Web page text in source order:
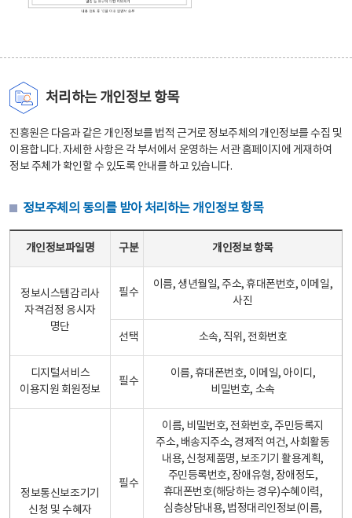
처리하는 개인정보 항목
진흥원은 다음과 같은 개인정보를 법적 근거로 정보주체의 개인정보를 수집 및
이용합니다. 자세한 사항은 각 부서에서 운영하는 서관 홈페이지에 게재하여
정보 주체가 확인할 수 있도록 안내를 하고 있습니다.
정보주체의 동의를 받아 처리하는 개인정보 항목
개인정보파일명 구분 개인정보 항목
정보시스템감리사
자격검정 응시자
명단
필수
이름, 생년월일, 주소, 휴대폰번호, 이메일,
사진
선택 소속, 직위, 전화번호
디지털서비스
이용지원 회원정보
필수
이름, 휴대폰번호, 이메일, 아이디,
비밀번호, 소속
정보통신보조기기
신청 및 수혜자
필수
이름, 비밀번호, 전화번호, 주민등록지
주소, 배송지주소, 경제적 여건, 사회활동
내용, 신청제품명, 보조기기 활용계획,
주민등록번호, 장애유형, 장애정도,
휴대폰번호(해당하는 경우)수혜이력,
심층상담내용, 법정대리인정보(이름,